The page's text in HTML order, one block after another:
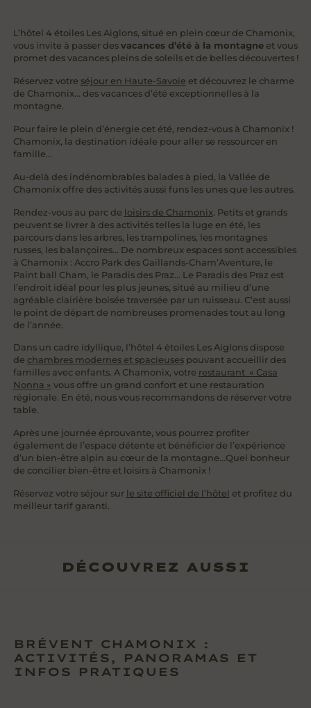
L’hôtel 4 étoiles Les Aiglons, situé en plein cœur de Chamonix,
vous invite à passer desvacances d’été à la montagneet vous
promet des vacances pleins de soleils et de belles découvertes !
Réservez votre séjour en Haute-Savoie et découvrez le charme
de Chamonix… des vacances d’été exceptionnelles à la
montagne.
Pour faire le plein d’énergie cet été, rendez-vous à Chamonix !
Chamonix, la destination idéale pour aller se ressourcer en
famille…
Au-delà des indénombrables balades à pied, la Vallée de
Chamonix offre des activités aussi funs les unes que les autres.
Rendez-vous au parc de loisirs de Chamonix. Petits et grands
peuvent se livrer à des activités telles la luge en été, les
parcours dans les arbres, les trampolines, les montagnes
russes, les balançoires… De nombreux espaces sont accessibles
à Chamonix : Accro Park des Gaillands-Cham’Aventure, le
Paint ball Cham, le Paradis des Praz… Le Paradis des Praz est
l’endroit idéal pour les plus jeunes, situé au milieu d’une
agréable clairière boisée traversée par un ruisseau. C’est aussi
le point de départ de nombreuses promenades tout au long
de l’année.
Dans un cadre idyllique, l’hôtel 4 étoiles Les Aiglons dispose
de chambres modernes et spacieusespouvant accueillir des
familles avec enfants. A Chamonix, votre restaurant « Casa
Nonna » vous offre un grand confort et une restauration
régionale. En été, nous vous recommandons de réserver votre
table.
Après une journée éprouvante, vous pourrez profiter
également de l’espace détente et bénéficier de l’expérience
d’un bien-être alpin au cœur de la montagne…Quel bonheur
de concilier bien-être et loisirs à Chamonix !
Réservez votre séjour sur le site officiel de l’hôtel et profitez du
meilleur tarif garanti.
DÉCOUVREZ AUSSI
BRÉVENT CHAMONIX :
ACTIVITÉS, PANORAMAS ET
INFOS PRATIQUES